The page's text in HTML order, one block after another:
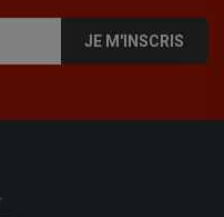
JE M'INSCRIS